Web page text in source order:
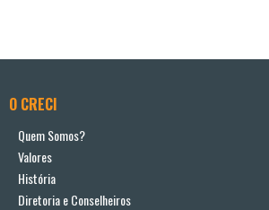
O CRECI
Quem Somos?
Valores
História
Diretoria e Conselheiros